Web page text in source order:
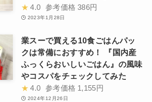
★ 4.0 参考価格 386円
2023年1月28日
業スーで買える10食ごはんパッ
クは常備におすすめ！ 『国内産
ふっくらおいしいごはん』の風味
やコスパをチェックしてみた
★ 4.0 参考価格 1,155円
2024年12月26日